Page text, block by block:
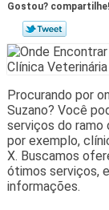
Gostou? compartilhe!
Procurando por
Suzano? Você
serviços do ramo
por exemplo,
X. Buscamos
ótimos serviços,
informações.